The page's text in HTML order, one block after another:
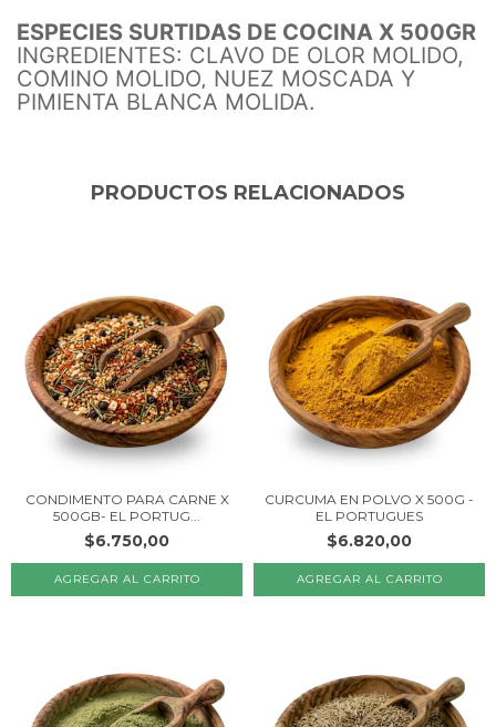
ESPECIES SURTIDAS DE COCINA X 500GR
INGREDIENTES: CLAVO DE OLOR MOLIDO,
COMINO MOLIDO, NUEZ MOSCADA Y
PIMIENTA BLANCA MOLIDA.
PRODUCTOS RELACIONADOS
CONDIMENTO PARA CARNE X
500GB- EL PORTUG...
$6.750,00
CURCUMA EN POLVO X 500G -
EL PORTUGUES
$6.820,00